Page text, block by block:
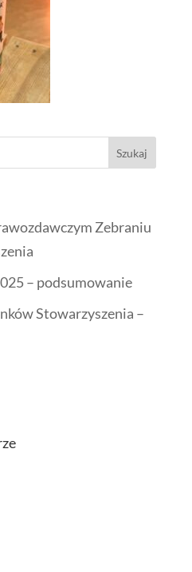
Zebraniu
– podsumowanie
Stowarzyszenia –